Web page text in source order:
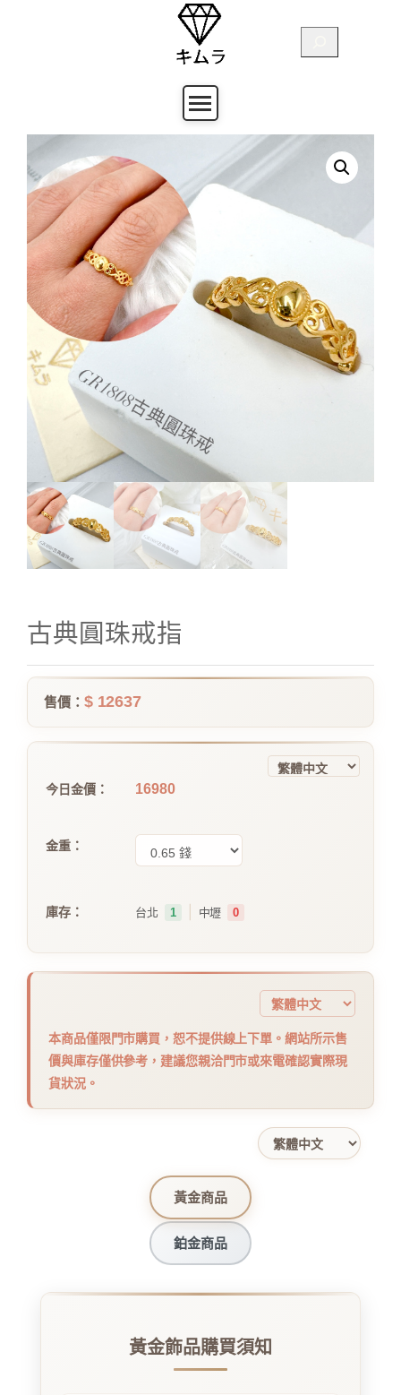
尋
古典圓珠戒指
售價： $ 12637
今日金價： 16980
金重：
庫存： 台北 1 中壢 0
本商品僅限門市購買，恕不提供線上下單。網站所示售
價與庫存僅供參考，建議您親洽門市或來電確認實際現
貨狀況。
黃金商品
鉑金商品
黃金飾品購買須知